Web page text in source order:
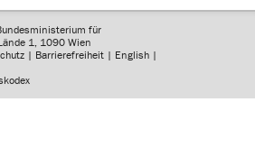
für
1, 1090 Wien
| Barrierefreiheit | English |